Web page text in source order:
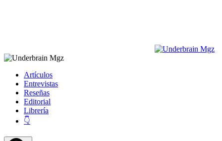
Artículos
Entrevistas
Reseñas
Editorial
Librería
👇